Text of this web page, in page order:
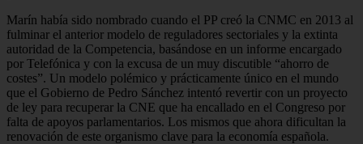
Marín había sido nombrado cuando el PP creó la CNMC en 2013 al
fulminar el anterior modelo de reguladores sectoriales y la extinta
autoridad de la Competencia, basándose en un informe encargado
por Telefónica y con la excusa de un muy discutible “ahorro de
costes”. Un modelo polémico y prácticamente único en el mundo
que el Gobierno de Pedro Sánchez intentó revertir con un proyecto
de ley para recuperar la CNE que ha encallado en el Congreso por
falta de apoyos parlamentarios. Los mismos que ahora dificultan la
renovación de este organismo clave para la economía española.